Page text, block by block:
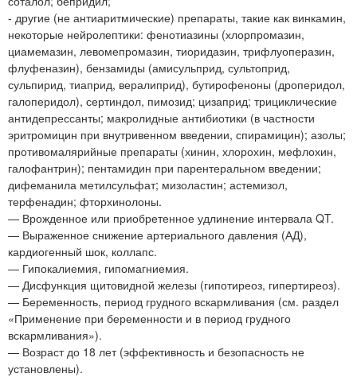
- другие (не антиаритмические) препараты, такие как винкамин,
некоторые нейролептики: фенотиазины (хлорпромазин,
циамемазин, левомепромазин, тиоридазин, трифлуоперазин,
флуфеназин), бензамиды (амисульприд, сультоприд,
сульпирид, тиаприд, вералиприд), бутирофеноны (дроперидол,
галоперидол), сертиндол, пимозид; цизаприд; трициклические
антидепрессанты; макролидные антибиотики (в частности
эритромицин при внутривенном введении, спирамицин); азолы;
противомалярийные препараты (хинин, хлорохин, мефлохин,
галофантрин); пентамидин при парентеральном введении;
дифеманила метилсульфат; мизоластин; астемизол,
терфенадин; фторхинолоны.
— Врожденное или приобретенное удлинение интервала QT.
— Выраженное снижение артериального давления (АД),
кардиогенный шок, коллапс.
— Гипокалиемия, гипомагниемия.
— Дисфункция щитовидной железы (гипотиреоз, гипертиреоз).
— Беременность, период грудного вскармливания (см. раздел
«Применение при беременности и в период грудного
вскармливания»).
— Возраст до 18 лет (эффективность и безопасность не
установлены).